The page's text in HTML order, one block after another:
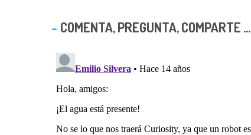
COMENTA, PREGUNTA, COMPARTE ...